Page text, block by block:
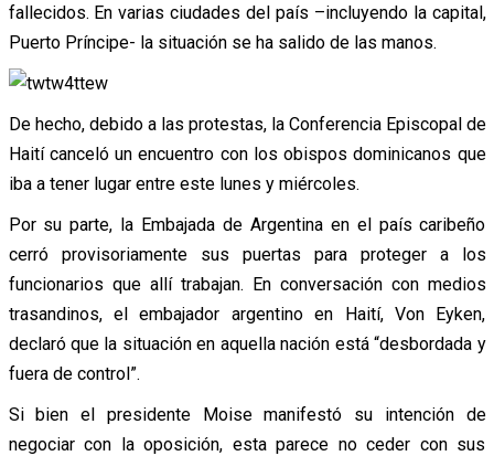
fallecidos. En varias ciudades del país –incluyendo la capital,
Puerto Príncipe- la situación se ha salido de las manos.
De hecho, debido a las protestas, la Conferencia Episcopal de
Haití canceló un encuentro con los obispos dominicanos que
iba a tener lugar entre este lunes y miércoles.
Por su parte, la Embajada de Argentina en el país caribeño
cerró provisoriamente sus puertas para proteger a los
funcionarios que allí trabajan. En conversación con medios
trasandinos, el embajador argentino en Haití, Von Eyken,
declaró que la situación en aquella nación está “desbordada y
fuera de control”.
Si bien el presidente Moise manifestó su intención de
negociar con la oposición, esta parece no ceder con sus